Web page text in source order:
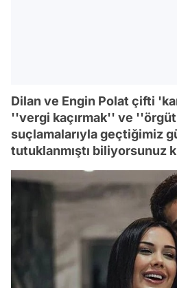
Dilan ve Engin Polat çifti
''vergi kaçırmak'' ve
suçlamalarıyla geçtiğimiz
tutuklanmıştı biliyorsunuz